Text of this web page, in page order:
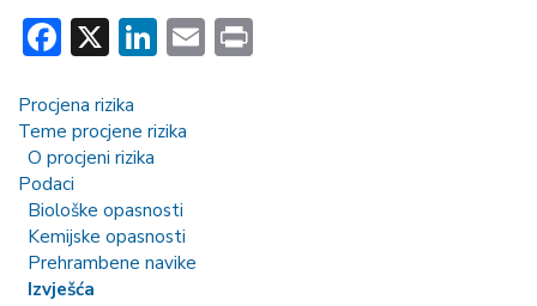
Procjena rizika
Teme procjene rizika
O procjeni rizika
Podaci
Biološke opasnosti
Kemijske opasnosti
Prehrambene navike
Izvješća
Facebook
X LinkedIn
Email